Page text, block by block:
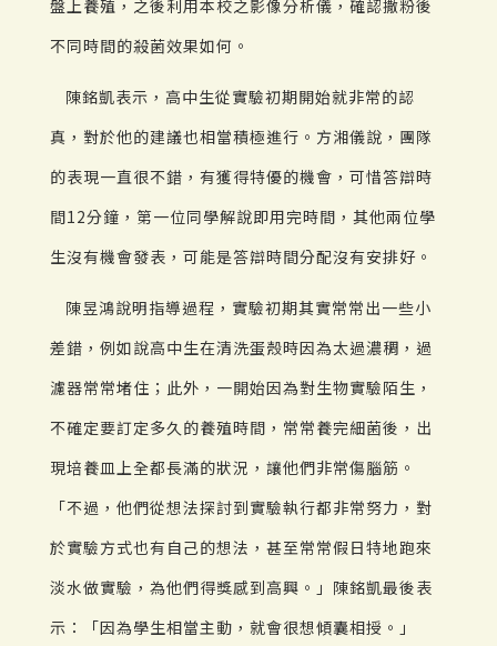
盤上養殖，之後利用本校之影像分析儀，確認撒粉後
不同時間的殺菌效果如何。
陳銘凱表示，高中生從實驗初期開始就非常的認
真，對於他的建議也相當積極進行。方湘儀說，團隊
的表現一直很不錯，有獲得特優的機會，可惜答辯時
間12分鐘，第一位同學解說即用完時間，其他兩位學
生沒有機會發表，可能是答辯時間分配沒有安排好。
陳昱鴻說明指導過程，實驗初期其實常常出一些小
差錯，例如說高中生在清洗蛋殼時因為太過濃稠，過
濾器常常堵住；此外，一開始因為對生物實驗陌生，
不確定要訂定多久的養殖時間，常常養完細菌後，出
現培養皿上全都長滿的狀況，讓他們非常傷腦筋。
「不過，他們從想法探討到實驗執行都非常努力，對
於實驗方式也有自己的想法，甚至常常假日特地跑來
淡水做實驗，為他們得獎感到高興。」陳銘凱最後表
示：「因為學生相當主動，就會很想傾囊相授。」